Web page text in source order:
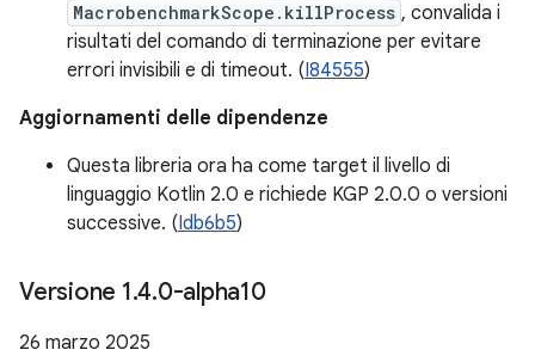
MacrobenchmarkScope.killProcess , convalida i
risultati del comando di terminazione per evitare
errori invisibili e di timeout. (I84555)
Aggiornamenti delle dipendenze
Questa libreria ora ha come target il livello di
linguaggio Kotlin 2.0 e richiede KGP 2.0.0 o versioni
successive. (Idb6b5)
Versione 1.4.0-alpha10
26 marzo 2025